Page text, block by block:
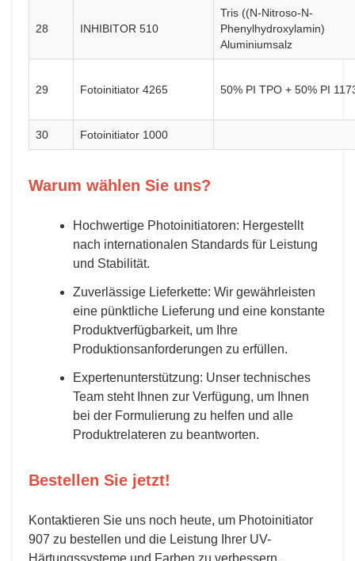
28 INHIBITOR 510
Tris ((N-Nitroso-N-
Phenylhydroxylamin)
Aluminiumsalz
29 Fotoinitiator 4265 50% PI TPO + 50% PI
30 Fotoinitiator 1000
Warum wählen Sie uns?
Hochwertige Photoinitiatoren: Hergestellt
nach internationalen Standards für Leistung
und Stabilität.
Zuverlässige Lieferkette: Wir gewährleisten
eine pünktliche Lieferung und eine konstante
Produktverfügbarkeit, um Ihre
Produktionsanforderungen zu erfüllen.
Expertenunterstützung: Unser technisches
Team steht Ihnen zur Verfügung, um Ihnen
bei der Formulierung zu helfen und alle
Produktrelateren zu beantworten.
Bestellen Sie jetzt!
Kontaktieren Sie uns noch heute, um Photoinitiator
907 zu bestellen und die Leistung Ihrer UV-
Härtungssysteme und Farben zu verbessern.